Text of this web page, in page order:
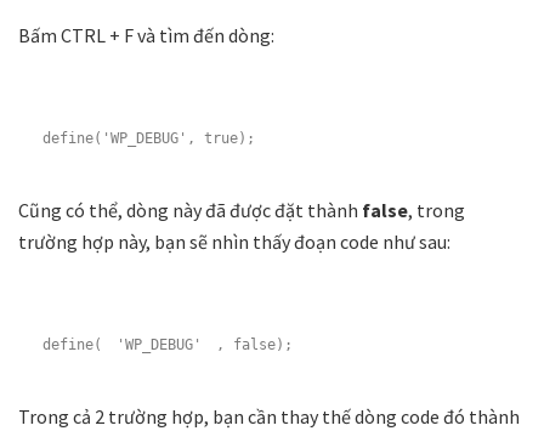
Bấm CTRL + F và tìm đến dòng:
define('WP_DEBUG', true);
Cũng có thể, dòng này đã được đặt thành false, trong
trường hợp này, bạn sẽ nhìn thấy đoạn code như sau:
define( 'WP_DEBUG' , false);
Trong cả 2 trường hợp, bạn cần thay thế dòng code đó thành